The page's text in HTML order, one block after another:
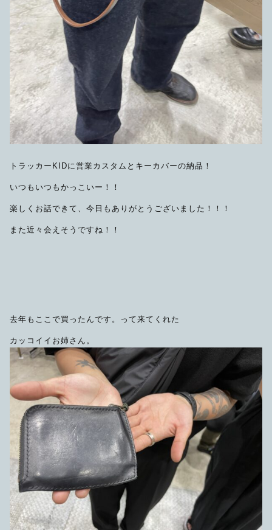
トラッカーKIDに営業カスタムとキーカバーの納品！
いつもいつもかっこいー！！
楽しくお話できて、今日もありがとうございました！！！
また近々会えそうですね！！
去年もここで買ったんです。って来てくれた
カッコイイお姉さん。